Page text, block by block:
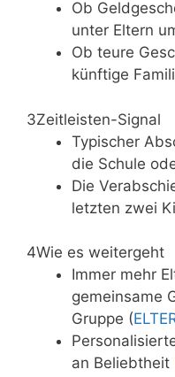
Ob
unter Eltern
Ob teure
künftige
3Zeitleisten-Signal
Typischer
die Schule
Die
letzten zwei
4Wie es weitergeht
Immer mehr
gemeinsame
Gruppe (
an Beliebtheit